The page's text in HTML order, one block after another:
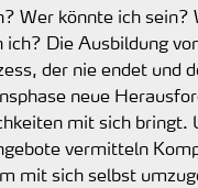
Wer könnte ich sein?
ich? Die Ausbildung
der nie endet und
neue
mit sich bringt.
vermitteln
mit sich selbst